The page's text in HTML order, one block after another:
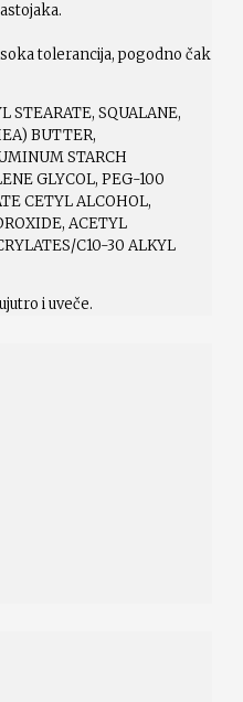
tolerancija, pogodno čak
STEARATE, SQUALANE,
BUTTER,
STARCH
GLYCOL, PEG-100
CETYL ALCOHOL,
ACETYL
C10-30 ALKYL
i uveče.